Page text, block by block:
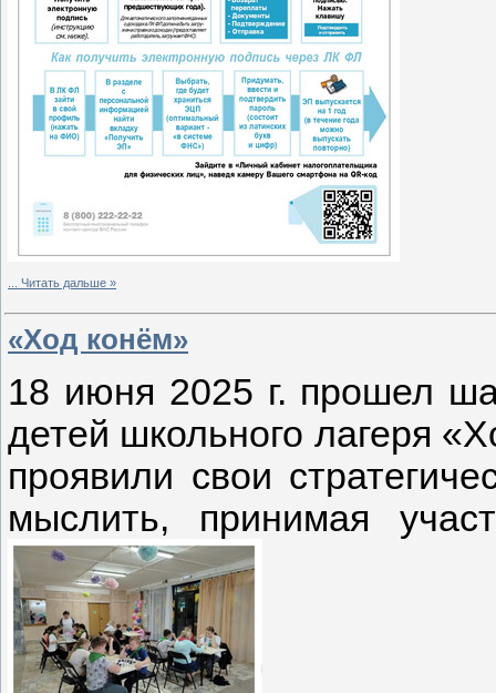
Читать дальше »
«Ход конём»
18 июня 2025 г. прошел
детей школьного лагеря
проявили свои
мыслить, принимая